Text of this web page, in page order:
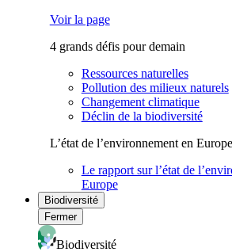
Voir la page
4 grands défis pour demain
Ressources naturelles
Pollution des milieux naturels
Changement climatique
Déclin de la biodiversité
L’état de l’environnement en Europe
Le rapport sur l’état de
Europe
Biodiversité
Fermer
Biodiversité